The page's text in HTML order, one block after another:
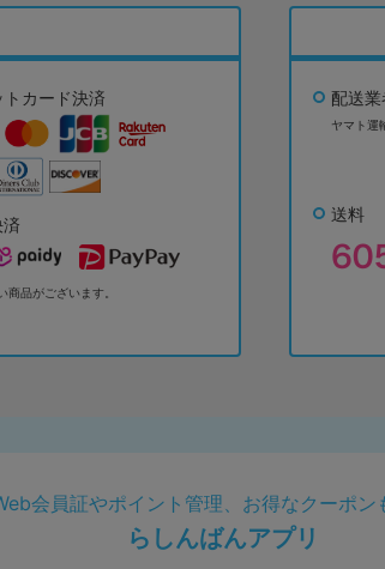
トカード決済
品がございます。
配送業
ヤマト運
送料
会員証やポイント管理、お得なクーポン
らしんばんアプリ